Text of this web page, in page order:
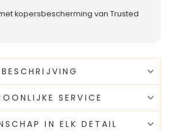
kopersbescherming van Trusted
BESCHRIJVING
SERVICE
IN ELK DETAIL